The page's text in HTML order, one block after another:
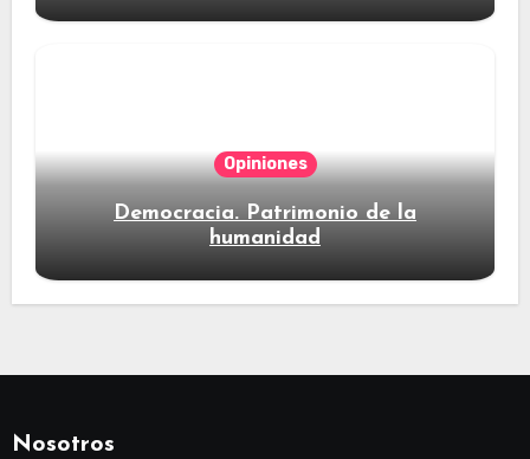
Opiniones
Democracia. Patrimonio de la
humanidad
Nosotros